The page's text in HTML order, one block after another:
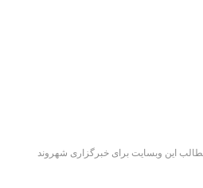
مطالب این وبسایت برای خبرگزاری شهروند